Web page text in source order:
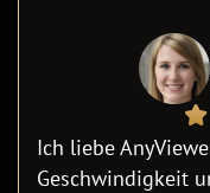
Ich liebe
Geschwindigkeit